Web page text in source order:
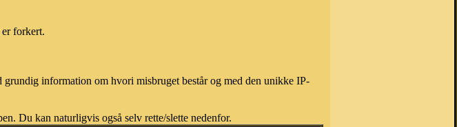
er forkert.
information om hvori misbruget består og med den unikke IP-
Du kan naturligvis også selv rette/slette nedenfor.